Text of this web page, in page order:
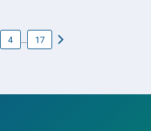
4 17